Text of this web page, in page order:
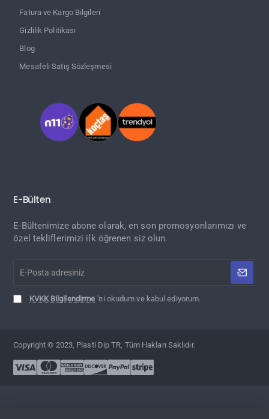
Fatura ve Kargo Bilgileri
Gizlilik Politikası
Blog
Mesafeli Satış Sözleşmesi
E-Bülten
E-Bültenimize abone olarak, en son promosyonlarımızı ve
özel tekliflerimizi ilk öğrenen siz olun.
Posta
KVKK Bilgilendirme 'ni okudum ve kabul ediyorum.
Copyright © 2023, Plasti Dip TR, Tüm Hakları Saklıdır.